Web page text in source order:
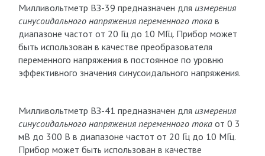
Милливольтметр ВЗ-39 предназначен для измерения
синусоидального напряжения переменного токав
диапазоне частот от 20 Гц до 10 МГц. Прибор может
быть использован в качестве преобразователя
переменного напряжения в постоянное по уровню
эффективного значения синусоидального напряжения.
Милливольтметр ВЗ-41 предназначен для измерения
синусоидального напряжения переменного токаот 0 3
мВ до 300 В в диапазоне частот от 20 Гц до 10 МГц.
Прибор может быть использован в качестве